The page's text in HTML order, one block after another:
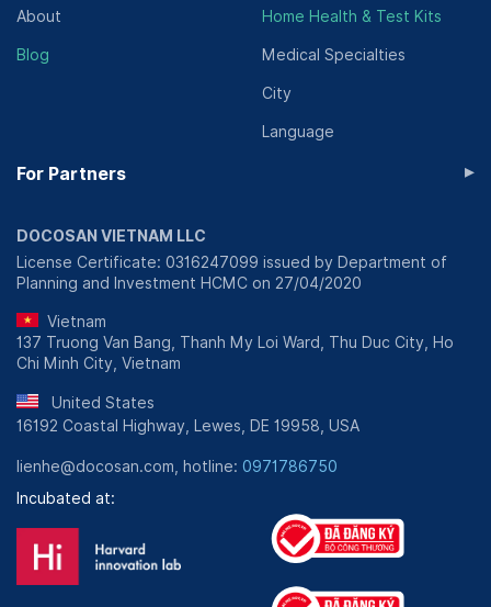
About
Blog
Home Health & Test Kits
Medical Specialties
City
Language
For Partners ▸
DOCOSAN VIETNAM LLC
License Certificate: 0316247099 issued by Department of
Planning and Investment HCMC on 27/04/2020
Vietnam
137 Truong Van Bang, Thanh My Loi Ward, Thu Duc City, Ho
Chi Minh City, Vietnam
United States
16192 Coastal Highway, Lewes, DE 19958, USA
lienhe@docosan.com, hotline: 0971786750
Incubated at: